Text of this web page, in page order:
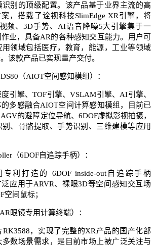
别的顶级配置。该产品基于业界主流的高
，搭载了诠视科技SlimEdge XR引擎，将
频、3D手势、AI语音降噪5大引擎集于一
业，具备AR的各种感知交互能力。用户可
领域包括医疗，教育，能源，工业等领域
该款产品已实现量产交付。
（AIOT空间感知模组）：
引擎、TOF引擎、VSLAM引擎、AI引擎、
多感融合AIOT空间计算感知模组，目前已
的避障定位导航、6DOF虚拟影视拍摄，
、骨骼提取、手势识别、三维建模等应用
（6DOF自追踪手柄）：
利打造的 6DOF inside-out自追踪手柄
泛应用于ARVR、裸眼3D等空间感知交互场
空间鼠标；
眼镜专用计算终端）：
，实现了完整的XR产品的国产化部
数场景需求，是目前市场上被广泛关注与